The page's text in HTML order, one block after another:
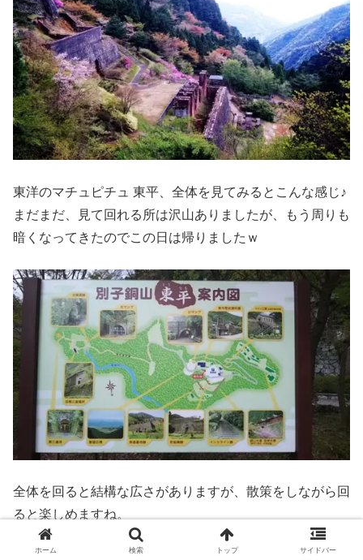
東洋のマチュピチュ 東平、全体を見てみるとこんな感じ♪
まだまだ、見て回れる所は沢山ありましたが、もう周りも
暗くなってきたのでこの日は帰りましたｗ
全体を回ると結構な広さがありますが、散策をしながら回
ると楽しめますね。
昼間に道の駅マイントピア別子からの観光バスで行くのが
ホーム 検索 トップ サイドバー